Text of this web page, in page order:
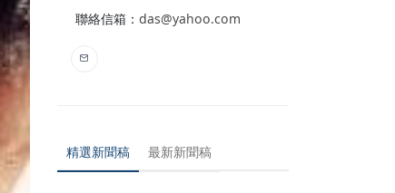
聯絡信箱： das@yahoo.com
精選新聞稿 最新新聞稿